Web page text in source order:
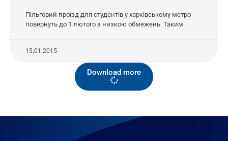
Пільговий проїзд для студентів у харківському метро
повернуть до 1 лютого з низкою обмежень. Таким
15.01.2015
Download more